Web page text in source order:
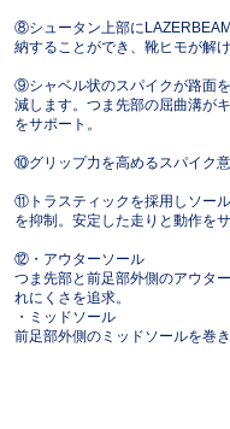
⑧シュータン上部に
納することができ、靴ヒモが解
⑨シャベル状のスパイクが路面
減します。つま先部の屈曲溝が
をサポート。
⑩グリップ力を高めるスパイク意
⑪トラスティックを採用しソー
を抑制。安定した走りと動作を
⑫・アウターソール
つま先部と前足部外側のアウタ
れにくさを追求。
・ミッドソール
前足部外側のミッドソールを巻